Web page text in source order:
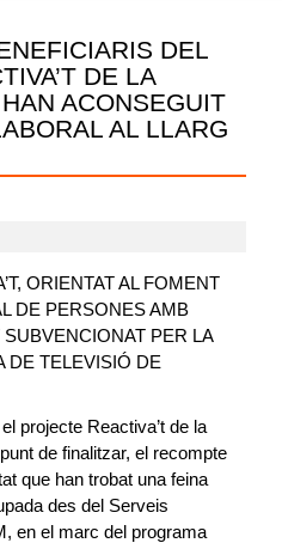
DEL
DE LA
ACONSEGUIT
AL LLARG
ORIENTAT AL FOMENT
DE PERSONES AMB
SUBVENCIONAT PER LA
DE TELEVISIÓ DE
projecte Reactiva’t de la
de finalitzar, el recompte
que han trobat una feina
des del Serveis
en el marc del programa